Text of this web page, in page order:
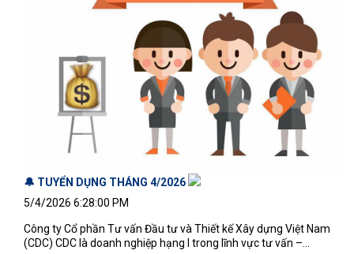
🔔 TUYỂN DỤNG THÁNG 4/2026
5/4/2026 6:28:00 PM
Công ty Cổ phần Tư vấn Đầu tư và Thiết kế Xây dựng Việt Nam
(CDC) CDC là doanh nghiệp hạng I trong lĩnh vực tư vấn –...